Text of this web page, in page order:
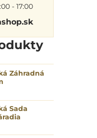
- 17:00
Záhradná
Sada